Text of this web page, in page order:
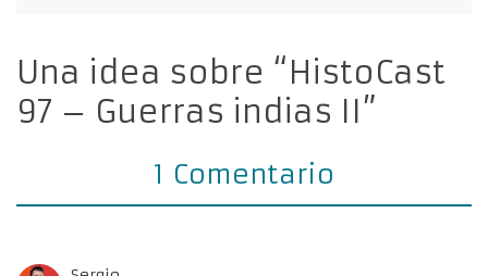
Una idea sobre “HistoCast
97 – Guerras indias II”
1 Comentario